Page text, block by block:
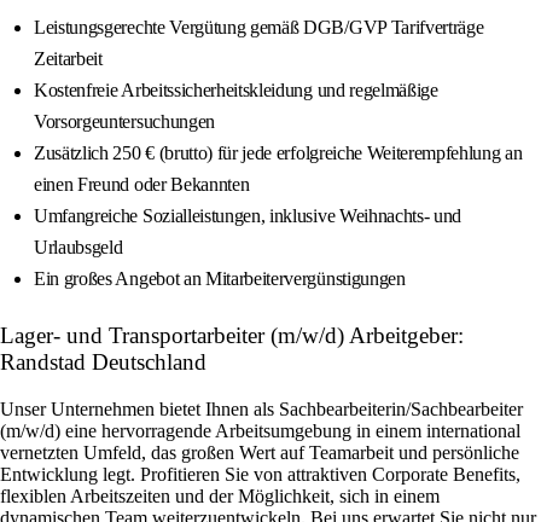
Leistungsgerechte Vergütung gemäß DGB/GVP Tarifverträge
Zeitarbeit
Kostenfreie Arbeitssicherheitskleidung und regelmäßige
Vorsorgeuntersuchungen
Zusätzlich 250 € (brutto) für jede erfolgreiche Weiterempfehlung an
einen Freund oder Bekannten
Umfangreiche Sozialleistungen, inklusive Weihnachts- und
Urlaubsgeld
Ein großes Angebot an Mitarbeitervergünstigungen
Lager- und Transportarbeiter (m/w/d) Arbeitgeber:
Randstad Deutschland
Unser Unternehmen bietet Ihnen als Sachbearbeiterin/Sachbearbeiter
(m/w/d) eine hervorragende Arbeitsumgebung in einem international
vernetzten Umfeld, das großen Wert auf Teamarbeit und persönliche
Entwicklung legt. Profitieren Sie von attraktiven Corporate Benefits,
flexiblen Arbeitszeiten und der Möglichkeit, sich in einem
dynamischen Team weiterzuentwickeln. Bei uns erwartet Sie nicht nur